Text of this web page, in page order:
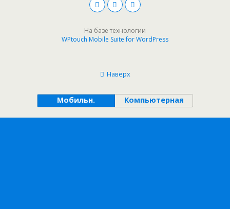
На базе технологии
WPtouch Mobile Suite for WordPress
Наверх
Мобильн. Компьютерная